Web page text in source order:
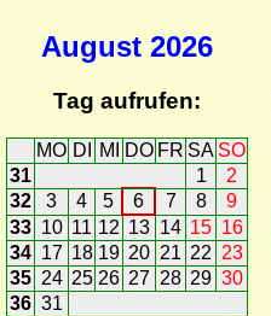
August 2026
Tag aufrufen:
MO DI MI DO FR SA SO
31
1
2
32
3 4 5 6 7 8
9
33 10 11 12 13 14 15 16
34 17 18 19 20 21 22 23
35 24 25 26 27 28 29 30
36 31